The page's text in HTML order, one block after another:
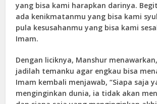
yang bisa kami harapkan darinya.
ada kenikmatanmu yang bisa kami
pula kesusahanmu yang bisa kami
Imam.
Dengan liciknya, Manshur
jadilah temanku agar engkau bisa
Imam kembali menjawab, “Siapa saja
menginginkan dunia, ia tidak akan